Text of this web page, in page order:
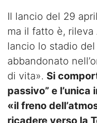
Il lancio del 29
ma il fatto è, rileva
lancio lo stadio
abbandonato
di vita». Si
passivo” e
«il freno
ricadere verso la